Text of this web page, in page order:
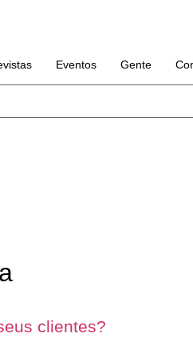
Eventos Gente
clientes?